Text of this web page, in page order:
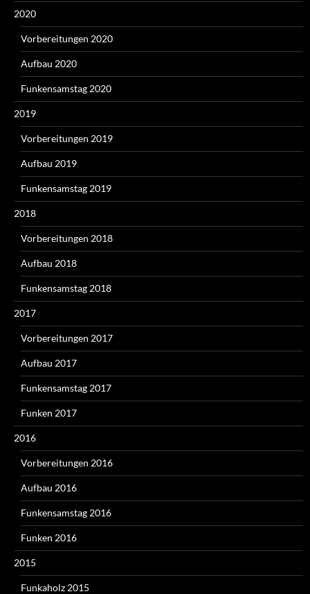
2020
Vorbereitungen 2020
Aufbau 2020
Funkensamstag 2020
2019
Vorbereitungen 2019
Aufbau 2019
Funkensamstag 2019
2018
Vorbereitungen 2018
Aufbau 2018
Funkensamstag 2018
2017
Vorbereitungen 2017
Aufbau 2017
Funkensamstag 2017
Funken 2017
2016
Vorbereitungen 2016
Aufbau 2016
Funkensamstag 2016
Funken 2016
2015
Funkaholz 2015